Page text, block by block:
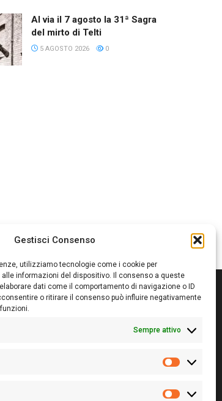
Gestisci Consenso
utilizziamo tecnologie come i cookie per
informazioni del dispositivo. Il consenso a queste
dati come il comportamento di navigazione o ID
o ritirare il consenso può influire negativamente
Sempre attivo
Al via il 7 agosto la 31ª Sagra
del mirto di Telti
5 AGOSTO 2026 0
Cirronis Ditta individuale
ROC:
10/02/2020